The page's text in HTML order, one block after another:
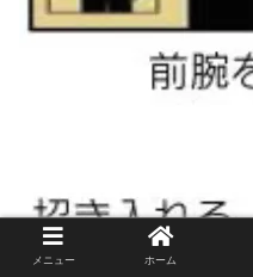
メニュー ホーム